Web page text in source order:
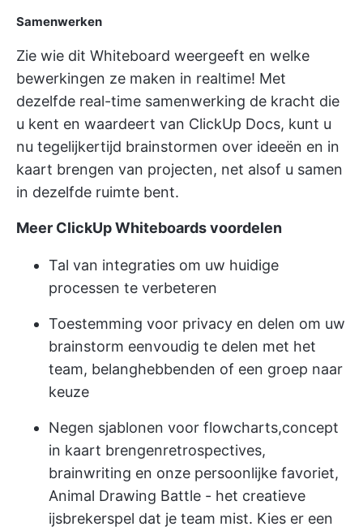
Samenwerken
Zie wie dit Whiteboard weergeeft en welke
bewerkingen ze maken in realtime! Met
dezelfde real-time samenwerking de kracht die
u kent en waardeert van ClickUp Docs, kunt u
nu tegelijkertijd brainstormen over ideeën en in
kaart brengen van projecten, net alsof u samen
in dezelfde ruimte bent.
Meer ClickUp Whiteboards voordelen
Tal van integraties om uw huidige
processen te verbeteren
Toestemming voor privacy en delen om uw
brainstorm eenvoudig te delen met het
team, belanghebbenden of een groep naar
keuze
Negen sjablonen voor flowcharts,concept
in kaart brengenretrospectives,
brainwriting en onze persoonlijke favoriet,
Animal Drawing Battle - het creatieve
ijsbrekerspel dat je team mist. Kies er een